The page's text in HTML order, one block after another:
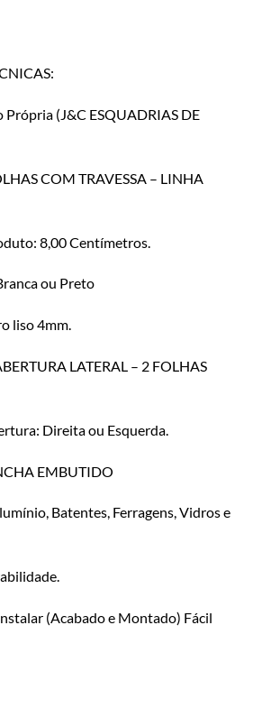
Própria (J&C ESQUADRIAS DE
COM TRAVESSA – LINHA
8,00 Centímetros.
ou Preto
liso 4mm.
LATERAL – 2 FOLHAS
Direita ou Esquerda.
EMBUTIDO
Batentes, Ferragens, Vidros e
(Acabado e Montado) Fácil